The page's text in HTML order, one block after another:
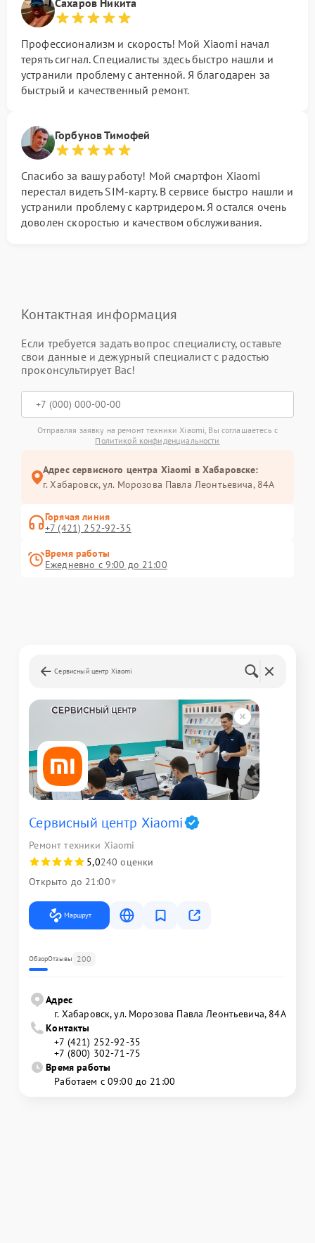
Сахаров Никита
Профессионализм и скорость! Мой Xiaomi начал
терять сигнал. Специалисты здесь быстро нашли и
устранили проблему с антенной. Я благодарен за
быстрый и качественный ремонт.
Горбунов Тимофей
Спасибо за вашу работу! Мой смартфон Xiaomi
перестал видеть SIM-карту. В сервисе быстро нашли и
устранили проблему с картридером. Я остался очень
доволен скоростью и качеством обслуживания.
Контактная информация
Если требуется задать вопрос специалисту, оставьте
свои данные и дежурный специалист с радостью
проконсультирует Вас!
Отправляя заявку на ремонт техники Xiaomi, Вы соглашаетесь с
Политикой конфиденциальности
Адрес сервисного центра Xiaomi в Хабаровске:
г. Хабаровск, ул. Морозова Павла Леонтьевича, 84А
Горячая линия
+7 (421) 252-92-35
Время работы
Ежедневно с 9:00 до 21:00
Сервисный центр Xiaomi
Сервисный центр Xiaomi
Ремонт техники Xiaomi
5,0240 оценки
Открыто до 21:00
Маршрут
ОбзорОтзывы 200
Адрес
г. Хабаровск, ул. Морозова Павла Леонтьевича, 84А
Контакты
+7 (421) 252-92-35
+7 (800) 302-71-75
Время работы
Работаем с 09:00 до 21:00